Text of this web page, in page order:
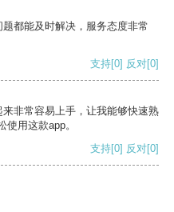
都能及时解决，服务态度非常
支持[0] 反对[0]
非常容易上手，让我能够快速熟
用这款app。
支持[0] 反对[0]